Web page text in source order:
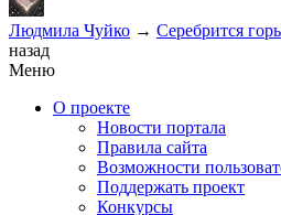
Людмила Чуйко → Серебрится
назад
Меню
О проекте
Новости портала
Правила сайта
Возможности
Поддержать проект
Конкурсы